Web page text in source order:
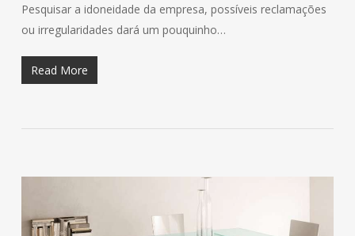
Pesquisar a idoneidade da empresa, possíveis reclamações
ou irregularidades dará um pouquinho…
Read More